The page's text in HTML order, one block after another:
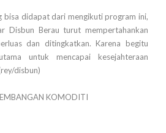
bisa didapat dari mengikuti program ini,
Disbun Berau turut mempertahankan
dan ditingkatkan. Karena begitu
untuk mencapai kesejahteraan
disbun)
KOMODITI